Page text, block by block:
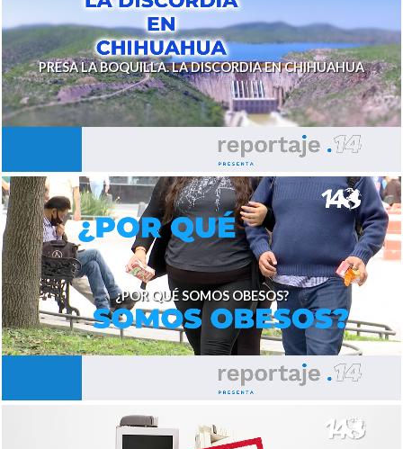
PRESA LA BOQUILLA. LA DISCORDIA EN CHIHUAHUA
¿POR QUÉ SOMOS OBESOS?